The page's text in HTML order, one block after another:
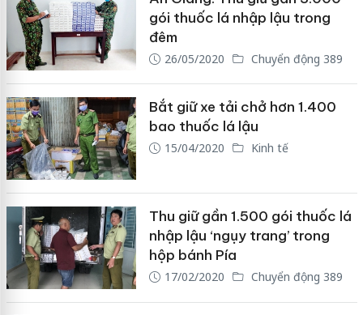
gói thuốc lá nhập lậu trong
đêm
26/05/2020 Chuyển động 389
Bắt giữ xe tải chở hơn 1.400
bao thuốc lá lậu
15/04/2020 Kinh tế
Thu giữ gần 1.500 gói thuốc lá
nhập lậu ‘ngụy trang’ trong
hộp bánh Pía
17/02/2020 Chuyển động 389